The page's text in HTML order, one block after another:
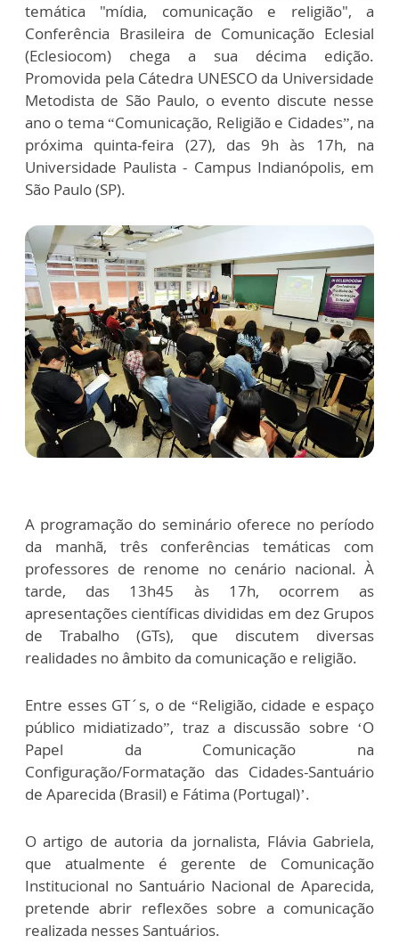
temática "mídia, comunicação e religião", a
Conferência Brasileira de Comunicação Eclesial
(Eclesiocom) chega a sua décima edição.
Promovida pela Cátedra UNESCO da Universidade
Metodista de São Paulo, o evento discute nesse
ano o tema “Comunicação, Religião e Cidades”, na
próxima quinta-feira (27), das 9h às 17h, na
Universidade Paulista - Campus Indianópolis, em
São Paulo (SP).
A programação do seminário oferece no período
da manhã, três conferências temáticas com
professores de renome no cenário nacional. À
tarde, das 13h45 às 17h, ocorrem as
apresentações científicas divididas em dez Grupos
de Trabalho (GTs), que discutem diversas
realidades no âmbito da comunicação e religião.
Entre esses GT´s, o de “Religião, cidade e espaço
público midiatizado”, traz a discussão sobre ‘O
Papel da Comunicação na
Configuração/Formatação das Cidades-Santuário
de Aparecida (Brasil) e Fátima (Portugal)’.
O artigo de autoria da jornalista, Flávia Gabriela,
que atualmente é gerente de Comunicação
Institucional no Santuário Nacional de Aparecida,
pretende abrir reflexões sobre a comunicação
realizada nesses Santuários.